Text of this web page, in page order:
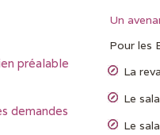
Un
Pour les
La
Le
Le
préalable
demandes